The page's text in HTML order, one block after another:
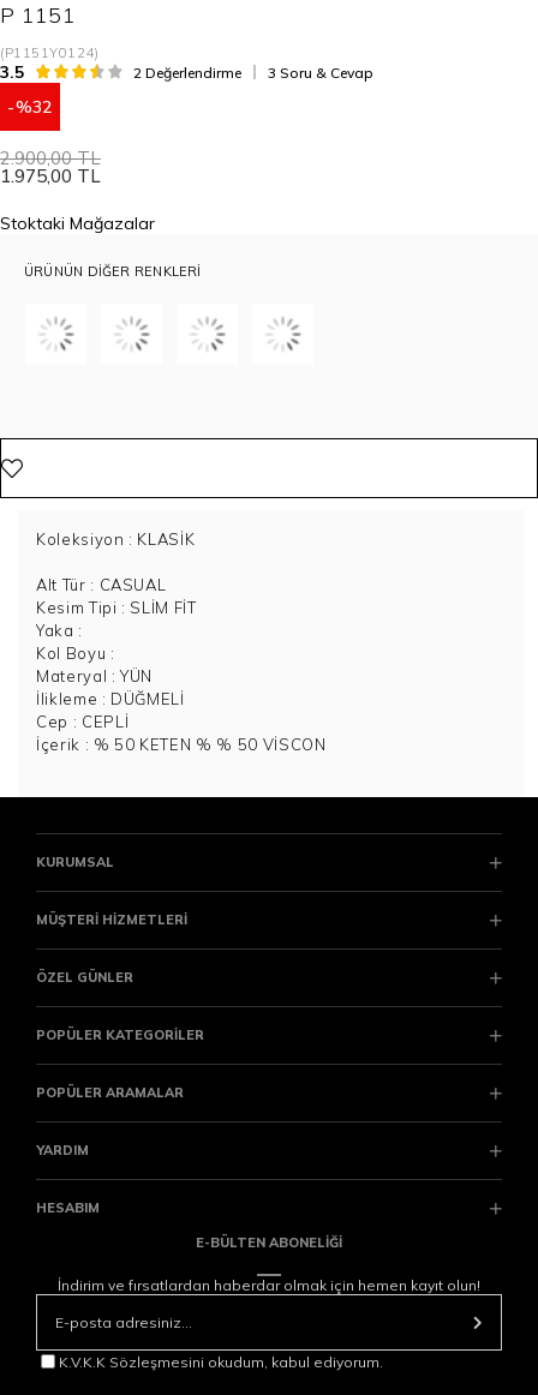
P 1151
(P1151Y0124)
3.5 2 Değerlendirme 3 Soru & Cevap
32
2.900,00 TL
1.975,00 TL
Stoktaki Mağazalar
ÜRÜNÜN DIĞER RENKLERI
Koleksiyon : KLASİK
Alt Tür : CASUAL
Kesim Tipi : SLİM FİT
Yaka :
Kol Boyu :
Materyal : YÜN
İlikleme : DÜĞMELİ
Cep : CEPLİ
İçerik : % 50 KETEN % % 50 VİSCON
KURUMSAL
MÜŞTERİ HİZMETLERİ
ÖZEL GÜNLER
POPÜLER KATEGORİLER
POPÜLER ARAMALAR
YARDIM
HESABIM
E-BÜLTEN ABONELİĞİ
İndirim ve fırsatlardan haberdar olmak için hemen kayıt olun!
K.V.K.K Sözleşmesini okudum, kabul ediyorum.